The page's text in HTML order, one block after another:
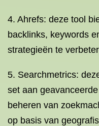
4. Ahrefs: deze tool
backlinks, keywords
strategieën te
5. Searchmetrics:
set aan
beheren van
op basis van